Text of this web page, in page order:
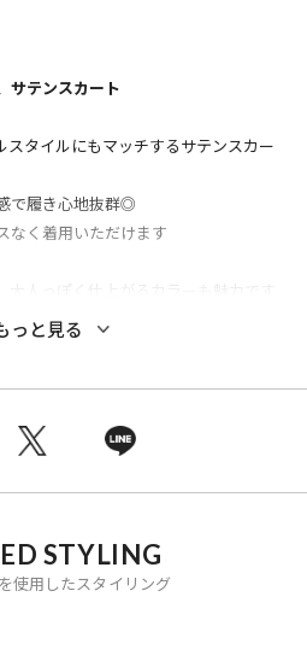
サテンスカート
タイルにもマッチするサテンスカー
で履き心地抜群◎
なく着用いただけます
もおすすめです！
/1111248902039
ックシャツやを合わせて、秋の大人
っと見る
STYLING
使用したスタイリング